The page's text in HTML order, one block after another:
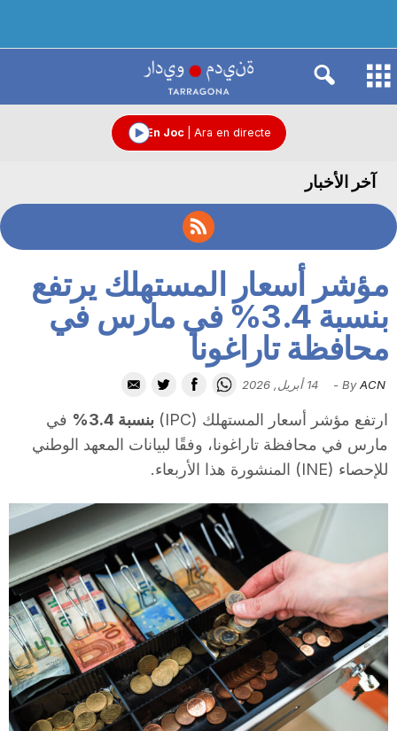
d
C
u
t
Ara en directe
En Joc
آخر الأخبار
مؤشر أسعار المستهلك يرتفع
بنسبة 3.4% في مارس في
محافظة تاراغونا
By ACN
- 14 أبريل, 2026
ارتفع مؤشر أسعار المستهلك (IPC) بنسبة 3.4%
في
مارس في محافظة تاراغونا، وفقًا لبيانات المعهد الوطني
للإحصاء (INE) المنشورة هذا الأربعاء.